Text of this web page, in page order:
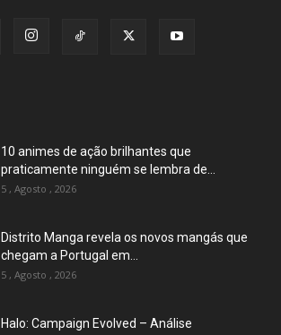
10 animes de ação brilhantes que
praticamente ninguém se lembra de...
5 , Agosto , 2026
Distrito Manga revela os novos mangás que
chegam a Portugal em...
5 , Agosto , 2026
Halo: Campaign Evolved – Análise